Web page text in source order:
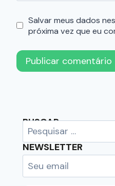
Salvar meus dados
próxima vez que eu
BUSCAR
NEWSLETTER